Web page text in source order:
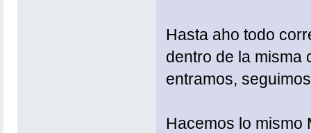
Hasta aho todo
dentro de la misma
entramos,
Hacemos lo mismo